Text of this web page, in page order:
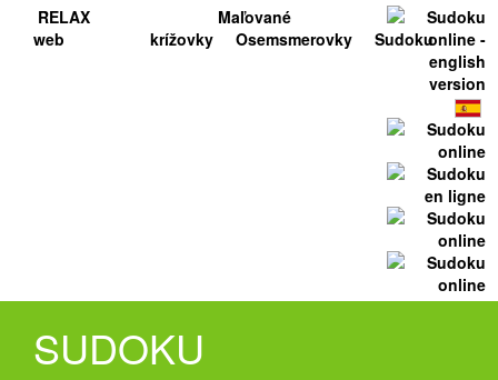
RELAX
web
Maľované
krížovky
Osemsmerovky Sudoku
SUDOKU